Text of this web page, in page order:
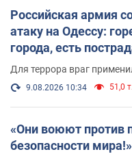
Российская армия
атаку на Одессу:
города, есть
Для террора враг
9.08.2026 10:34 51,0 т.
«Они воюют против
безопасности